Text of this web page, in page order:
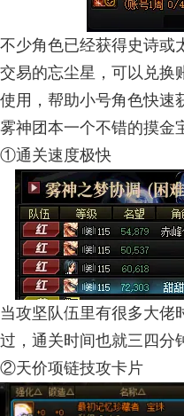
不少角色已经获得史诗或
交易的忘尘星，可以兑换
使用，帮助小号角色快速
雾神团本一个不错的摸金
①通关速度极快
当攻坚队伍里有很多大佬
过，通关时间也就三四分
②天价项链技攻卡片